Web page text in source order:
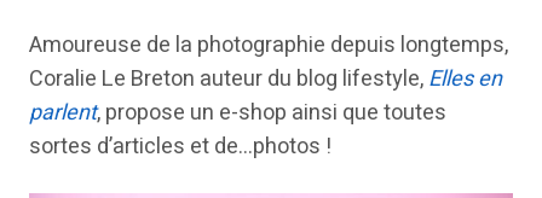
Amoureuse de la photographie depuis longtemps,
Coralie Le Breton auteur du blog lifestyle,Elles en
parlent, propose un e-shop ainsi que toutes
sortes d’articles et de…photos !